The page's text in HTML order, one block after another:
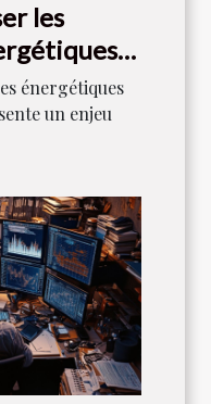
les
énergétiques
un enjeu